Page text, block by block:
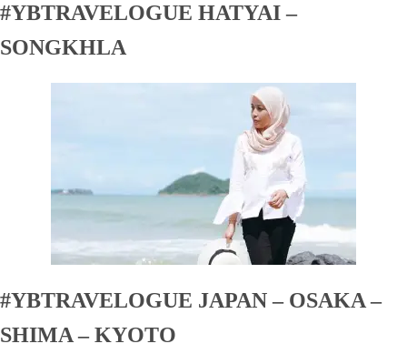
#YBTRAVELOGUE HATYAI –
SONGKHLA
#YBTRAVELOGUE JAPAN – OSAKA –
SHIMA – KYOTO